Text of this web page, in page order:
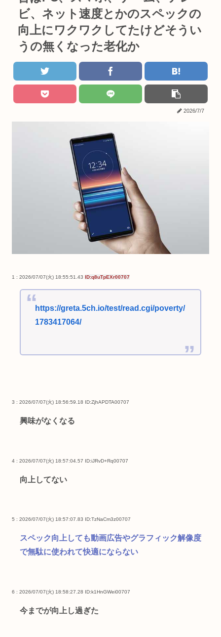
ビ、ネット速度とかのスペックの
向上にワクワクしてたけどそうい
うの無くなった老化か
2026/7/7
1 : 2026/07/07(火) 18:55:51.43 ID:q8uTpEXr00707
https://greta.5ch.io/test/read.cgi/poverty/
1783417064/
3 : 2026/07/07(火) 18:56:59.18 ID:ZjhAPDTA00707
興味がなくなる
4 : 2026/07/07(火) 18:57:04.57 ID:iJRvD+Rq00707
向上してない
5 : 2026/07/07(火) 18:57:07.83 ID:TzNaCm3z00707
スペック向上しても動画広告やグラフィック解像度
で無駄に使われて快適にならない
6 : 2026/07/07(火) 18:58:27.28 ID:k1HnGWei00707
今までが向上し過ぎた